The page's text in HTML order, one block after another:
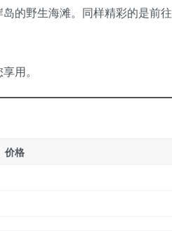
的野生海滩。同样精彩的是前往
用。
价格